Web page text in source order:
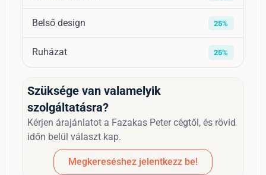
Belső design 25%
Ruházat 25%
Szüksége van valamelyik
szolgáltatásra?
Kérjen árajánlatot a Fazakas Peter cégtől, és rövid
időn belül választ kap.
Megkereséshez jelentkezz be!